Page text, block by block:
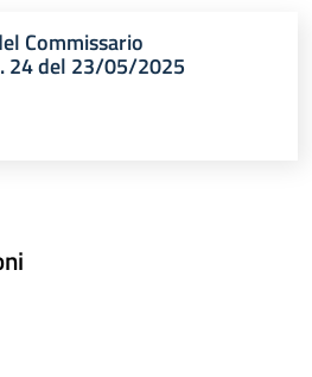
Commissario
24 del 23/05/2025